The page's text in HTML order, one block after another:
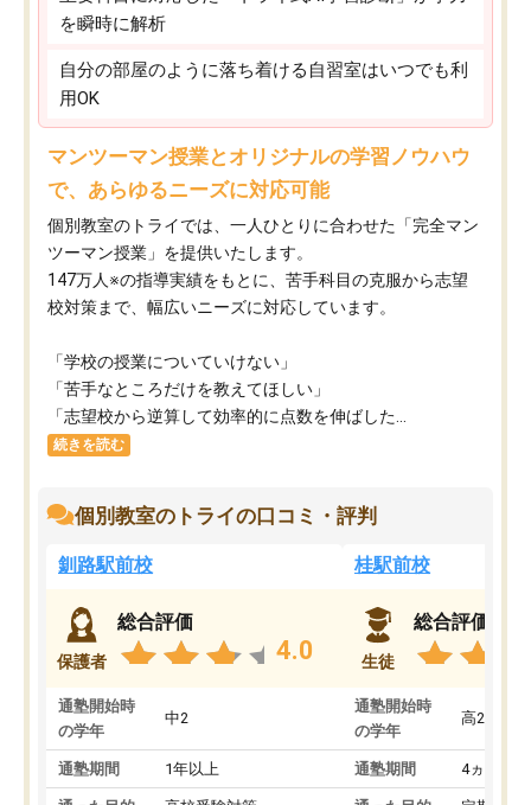
を瞬時に解析
自分の部屋のように落ち着ける自習室はいつでも利
用OK
マンツーマン授業とオリジナルの学習ノウハウ
で、あらゆるニーズに対応可能
個別教室のトライでは、一人ひとりに合わせた「完全マン
ツーマン授業」を提供いたします。​
147万人※の指導実績をもとに、苦手科目の克服から志望
校対策まで、幅広いニーズに対応しています。​
「学校の授業についていけない」​
「苦手なところだけを教えてほしい」​
「志望校から逆算して効率的に点数を伸ばした...
続きを読む
個別教室のトライの口コミ・評判
釧路駅前校
保護者
総合評価
4.0
通塾開始時
の学年
中2
通塾期間 1年以上
桂駅前校
生徒
総合評価
通塾開始時
の学年
高2
通塾期間 4ヵ月～1